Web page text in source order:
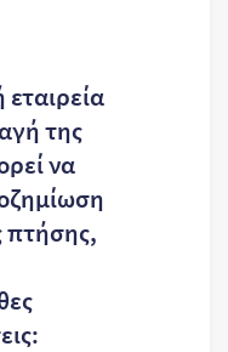
της
να
πτήσης,